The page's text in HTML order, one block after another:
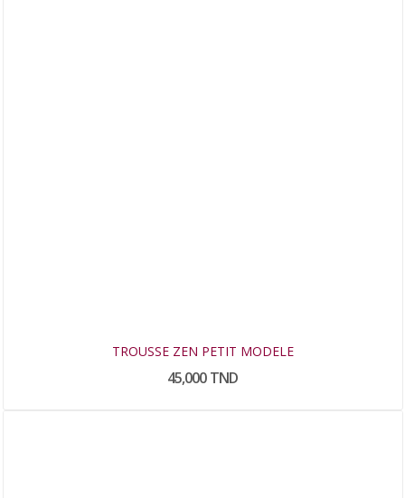
TROUSSE ZEN PETIT MODELE
45,000 TND